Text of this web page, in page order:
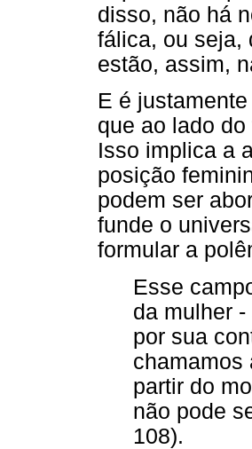
disso, não há
fálica, ou seja,
estão, assim,
E é
que ao lado do
Isso implica a
posição
podem ser
funde o
formular a
Esse
da mulher
por sua
chamamos
partir do
não pode
108).